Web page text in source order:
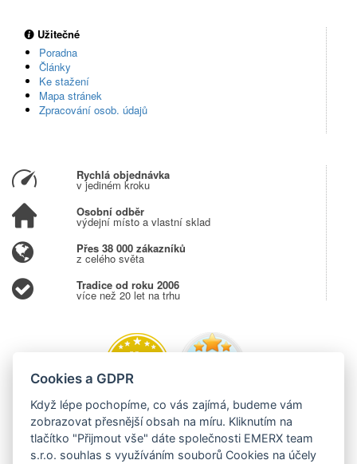
Užitečné
Poradna
Články
Ke stažení
Mapa stránek
Zpracování osob. údajů
Rychlá objednávka
v jediném kroku
Osobní odběr
výdejní místo a vlastní sklad
Přes 38 000 zákazníků
z celého světa
Tradice od roku 2006
více než 20 let na trhu
Cookies a GDPR
Když lépe pochopíme, co vás zajímá, budeme vám
zobrazovat přesnější obsah na míru. Kliknutím na
tlačítko "Přijmout vše" dáte společnosti EMERX team
s.r.o. souhlas s využíváním souborů Cookies na účely